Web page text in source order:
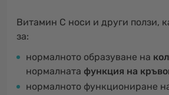
Витамин С носи и други ползи,
за:
нормалното образуване на
нормалната функция на
нормалното функциониране